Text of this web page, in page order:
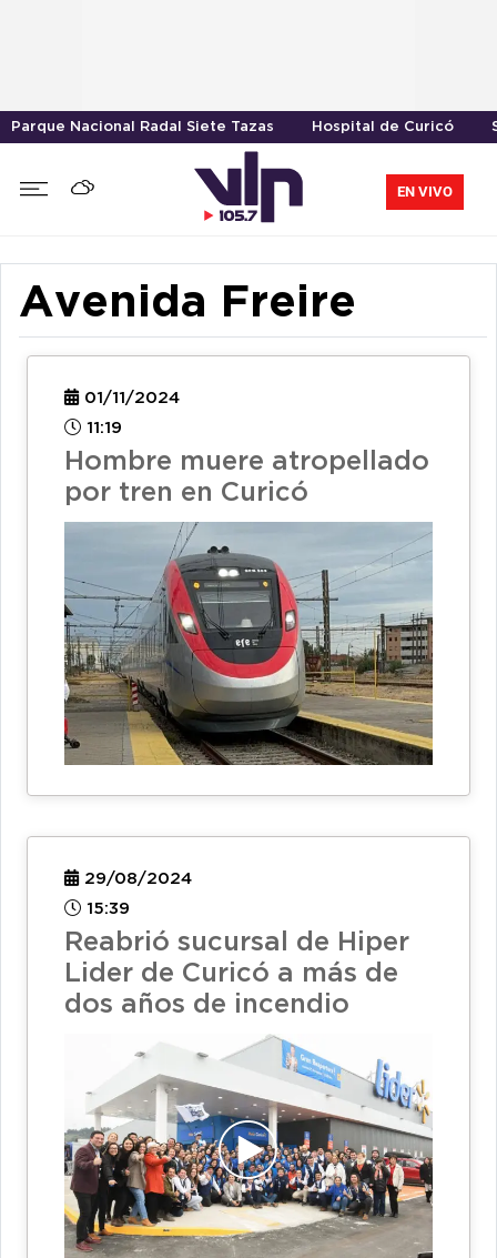
Parque Nacional Radal Siete Tazas Hospital de Curicó
EN VIVO
Avenida Freire
01/11/2024
11:19
Hombre muere atropellado
por tren en Curicó
29/08/2024
15:39
Reabrió sucursal de Hiper
Lider de Curicó a más de
dos años de incendio